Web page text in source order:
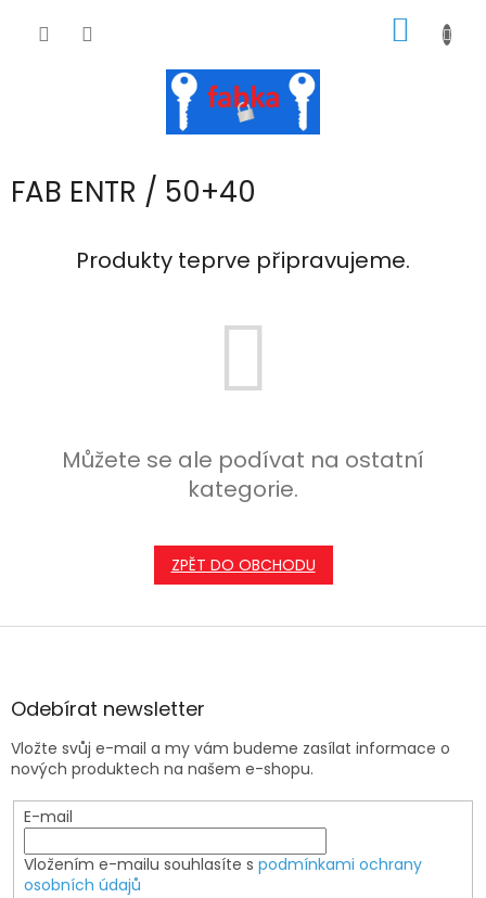
KOŠÍK
FAB ENTR / 50+40
Produkty teprve připravujeme.
Můžete se ale podívat na ostatní
kategorie.
ZPĚT DO OBCHODU
Z
aOdebírat newsletter
Vložte svůj e-mail a my vám budeme zasílat informace o
nových produktech na našem e-shopu.
E-mail
Vložením e-mailu souhlasíte s podmínkami ochrany
osobních údajů